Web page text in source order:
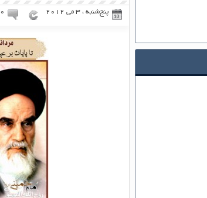
پنج‌شنبه ، 3 می 2012 ۰ دیدگاه